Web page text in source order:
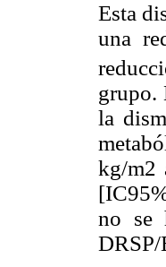
Esta
una
grupo.
la
kg/m2
no se
DRSP/